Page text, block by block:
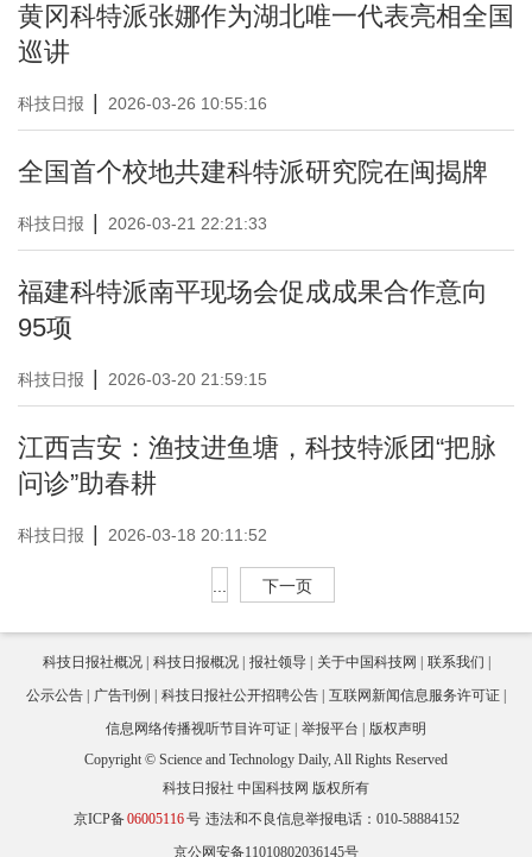
黄冈科特派张娜作为湖北唯一代表亮相全国
巡讲
科技日报 2026-03-26 10:55:16
全国首个校地共建科特派研究院在闽揭牌
科技日报 2026-03-21 22:21:33
福建科特派南平现场会促成成果合作意向
95项
科技日报 2026-03-20 21:59:15
江西吉安：渔技进鱼塘，科技特派团“把脉
问诊”助春耕
科技日报 2026-03-18 20:11:52
下一页
科技日报社概况 科技日报概况 报社领导 关于中国科技网
联系我们
公示公告
广告刊例 科技日报社公开招聘公告
互联网新闻信息服务许可证
信息网络传播视听节目许可证
举报平台
版权声明
Copyright © Science and Technology Daily, All Rights Reserved
科技日报社 中国科技网 版权所有
京ICP备06005116号 违法和不良信息举报电话：010-58884152
京公网安备11010802036145号